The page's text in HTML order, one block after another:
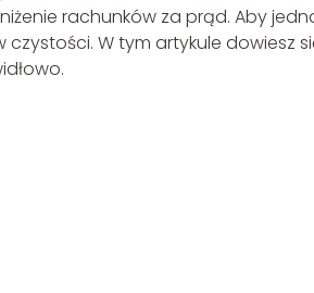
rachunków za prąd. Aby
W tym artykule dowiesz